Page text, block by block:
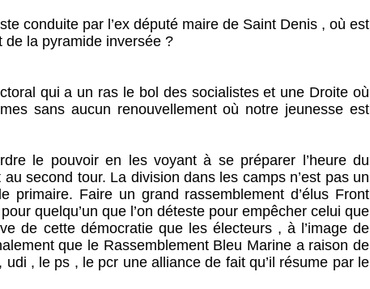
conduite par l’ex député maire de Saint Denis , où est
de la pyramide inversée ?
qui a un ras le bol des socialistes et une Droite où
sans aucun renouvellement où notre jeunesse est
le pouvoir en les voyant à se préparer l’heure du
second tour. La division dans les camps n’est pas un
primaire. Faire un grand rassemblement d’élus Front
quelqu’un que l’on déteste pour empêcher celui que
de cette démocratie que les électeurs , à l’image de
que le Rassemblement Bleu Marine a raison de
, le ps , le pcr une alliance de fait qu’il résume par le